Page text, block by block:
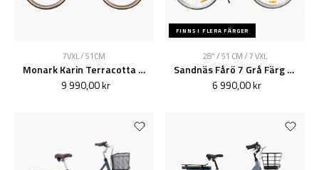
7VXL / 51CM
Monark Karin Terracotta | LIMITED EDITION
9 990,00 kr
FINNS I FLERA FÄRGER
28" / 51 CM / 7 VXL
Sandnäs Fårö 7 Grå Färg Nyhet 2026
6 990,00 kr